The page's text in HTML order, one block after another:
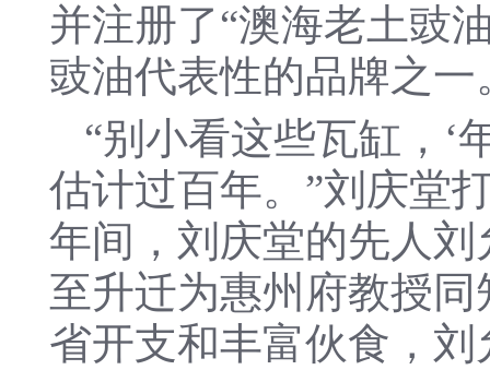
并注册了“澳海老土豉
豉油代表性的品牌之一
“别小看这些瓦缸，‘
估计过百年。”刘庆堂
年间，刘庆堂的先人
至升迁为惠州府教授
省开支和丰富伙食，